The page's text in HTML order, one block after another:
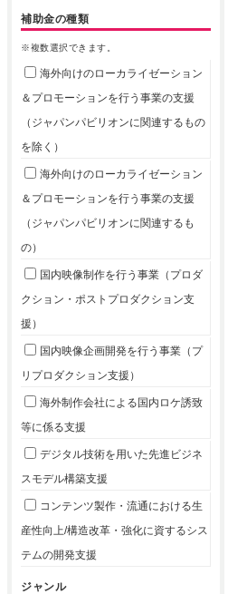
補助金の種類
※複数選択できます。
海外向けのローカライゼーション
＆プロモーションを行う事業の支援
（ジャパンパビリオンに関連するもの
を除く）
海外向けのローカライゼーション
＆プロモーションを行う事業の支援
（ジャパンパビリオンに関連するも
の）
国内映像制作を行う事業（プロダ
クション・ポストプロダクション支
援）
国内映像企画開発を行う事業（プ
リプロダクション支援）
海外制作会社による国内ロケ誘致
等に係る支援
デジタル技術を用いた先進ビジネ
スモデル構築支援
コンテンツ製作・流通における生
産性向上/構造改革・強化に資するシス
テムの開発支援
ジャンル